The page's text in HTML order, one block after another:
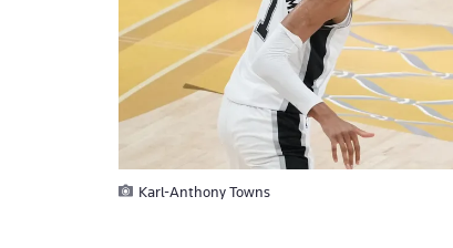
Karl-Anthony Towns